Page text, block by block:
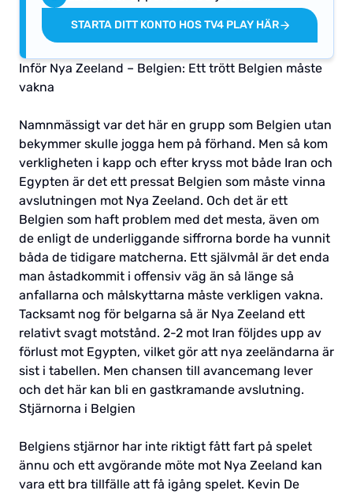
STARTA DITT KONTO HOS TV4 PLAY HÄR
Inför Nya Zeeland – Belgien: Ett trött Belgien måste
vakna
Namnmässigt var det här en grupp som Belgien utan
bekymmer skulle jogga hem på förhand. Men så kom
verkligheten i kapp och efter kryss mot både Iran och
Egypten är det ett pressat Belgien som måste vinna
avslutningen mot Nya Zeeland. Och det är ett
Belgien som haft problem med det mesta, även om
de enligt de underliggande siffrorna borde ha vunnit
båda de tidigare matcherna. Ett självmål är det enda
man åstadkommit i offensiv väg än så länge så
anfallarna och målskyttarna måste verkligen vakna.
Tacksamt nog för belgarna så är Nya Zeeland ett
relativt svagt motstånd. 2-2 mot Iran följdes upp av
förlust mot Egypten, vilket gör att nya zeeländarna är
sist i tabellen. Men chansen till avancemang lever
och det här kan bli en gastkramande avslutning.
Stjärnorna i Belgien
Belgiens stjärnor har inte riktigt fått fart på spelet
ännu och ett avgörande möte mot Nya Zeeland kan
vara ett bra tillfälle att få igång spelet. Kevin De